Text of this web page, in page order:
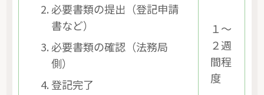
必要書類の提出（登記申請
書など）
必要書類の確認（法務局
側）
登記完了
１～
２週
間程
度